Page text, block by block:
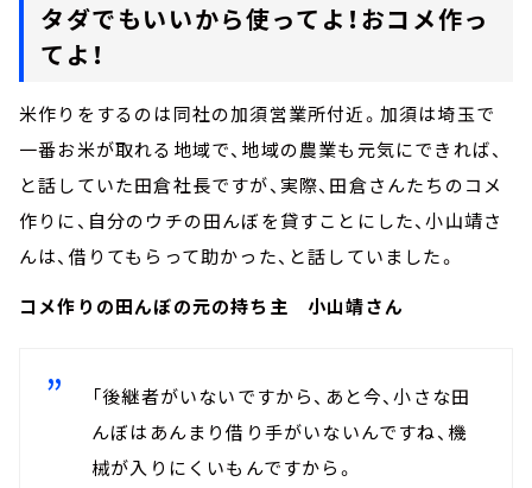
タダでもいいから使ってよ！おコメ作っ
てよ！
米作りをするのは同社の加須営業所付近。加須は埼玉で
一番お米が取れる地域で、地域の農業も元気にできれば、
と話していた田倉社長ですが、実際、田倉さんたちのコメ
作りに、自分のウチの田んぼを貸すことにした、小山靖さ
んは、借りてもらって助かった、と話していました。
コメ作りの田んぼの元の持ち主 小山靖さん
「後継者がいないですから、あと今、小さな田
んぼはあんまり借り手がいないんですね、機
械が入りにくいもんですから。